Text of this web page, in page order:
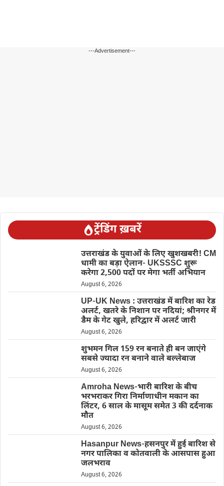
---Advertisement---
ट्रेंडिंग ख़बरें
उत्तराखंड के युवाओं के लिए खुशखबरी! CM
धामी का बड़ा ऐलान- UKSSSC शुरू
करेगा 2,500 पदों पर मेगा भर्ती अभियान
August 6, 2026
UP-UK News : उत्तराखंड में बारिश का रेड
अलर्ट, खतरे के निशान पर नदियां; श्रीनगर में
डैम के गेट खुले, हरिद्वार में अलर्ट जारी
August 6, 2026
शुभमन गिल 159 रन बनाते ही बन जाएंगे
सबसे ज्यादा रन बनाने वाले बल्लेबाज
August 6, 2026
Amroha News-भारी बारिश के बीच
भरभराकर गिरा निर्माणाधीन मकान का
लिंटर, 6 साल के मासूम समेत 3 की दर्दनाक
मौत
August 6, 2026
Hasanpur News-हसनपुर में हुई बारिश से
नगर पालिका व कोतवाली के आसपास हुआ
जलभराव
August 6, 2026